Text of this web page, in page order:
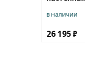
в наличии
26 195